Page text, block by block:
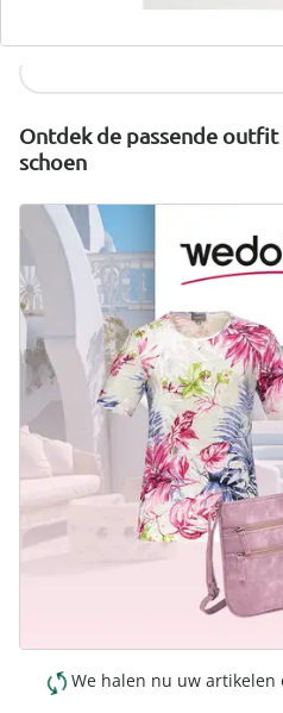
duurzaam geproduceerd en
Ontdek de passende
schoen
We halen nu uw artikelen